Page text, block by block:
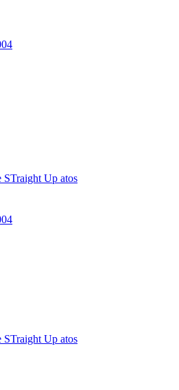
STraight Up atos
STraight Up atos